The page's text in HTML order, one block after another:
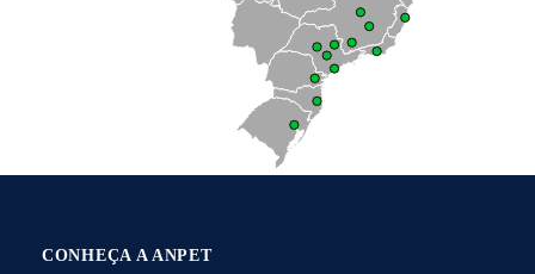
CONHEÇA A ANPET